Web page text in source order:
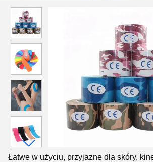
Łatwe w użyciu, przyjazne dla skóry,